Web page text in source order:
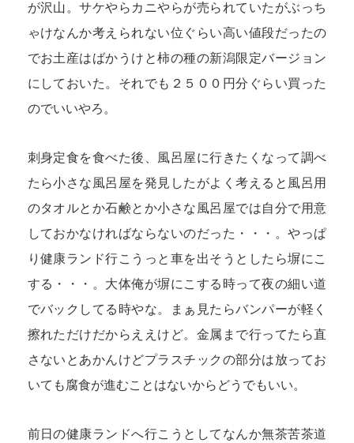
が沢山。サケやらカニやらが売られていたがぶっち
ゃけなんか考えられない位ぐらい高い値段だったの
でお土産はばかうけと柿の種の新潟限定バージョン
にしておいた。それでも２５００円分ぐらい買った
のでいいやろ。
刺身定食を食べた後、風呂屋に行きたくなって調べ
たら小さな風呂屋を発見したがよく考えると風呂用
のタオルとか石鹸とか小さな風呂屋では自分で用意
しておかなければならないのだった・・・。やっぱ
り健康ランド行こうっと車を出そうとしたら塀にこ
する・・・。大体俺が塀にこする時って夜の細い道
でバックしてる時やな。まぁ見たらバンパーが軽く
擦れただけだからええけど。金属まで行ってたら直
さないとあかんけどプラスチックの部分は放ってお
いても腐食が進むことはないからどうでもいい。
前日の健康ランドへ行こうとしてなんか無茶苦茶道